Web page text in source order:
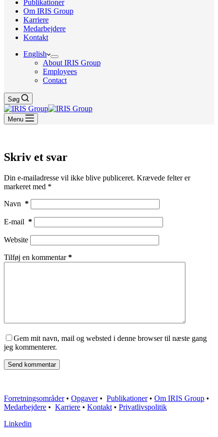
Publikationer
Om IRIS Group
Karriere
Medarbejdere
Kontakt
English
About IRIS Group
Employees
Contact
Søg
Menu
Skriv et svar
Din e-mailadresse vil ikke blive publiceret. Krævede felter er
markeret med *
Navn *
E-mail *
Website
Tilføj en kommentar*
Gem mit navn, mail og websted i denne browser til næste gang
jeg kommenterer.
Send kommentar
Forretningsområder• Opgaver• Publikationer• Om IRIS Group •
Medarbejdere • Karriere • Kontakt • Privatlivspolitik
Linkedin